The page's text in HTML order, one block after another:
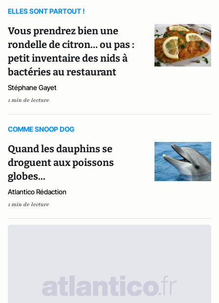
ELLES SONT PARTOUT !
Vous prendrez bien une
rondelle de citron… ou pas :
petit inventaire des nids à
bactéries au restaurant
Stéphane Gayet
1 min de lecture
COMME SNOOP DOG
Quand les dauphins se
droguent aux poissons
globes...
Atlantico Rédaction
1 min de lecture